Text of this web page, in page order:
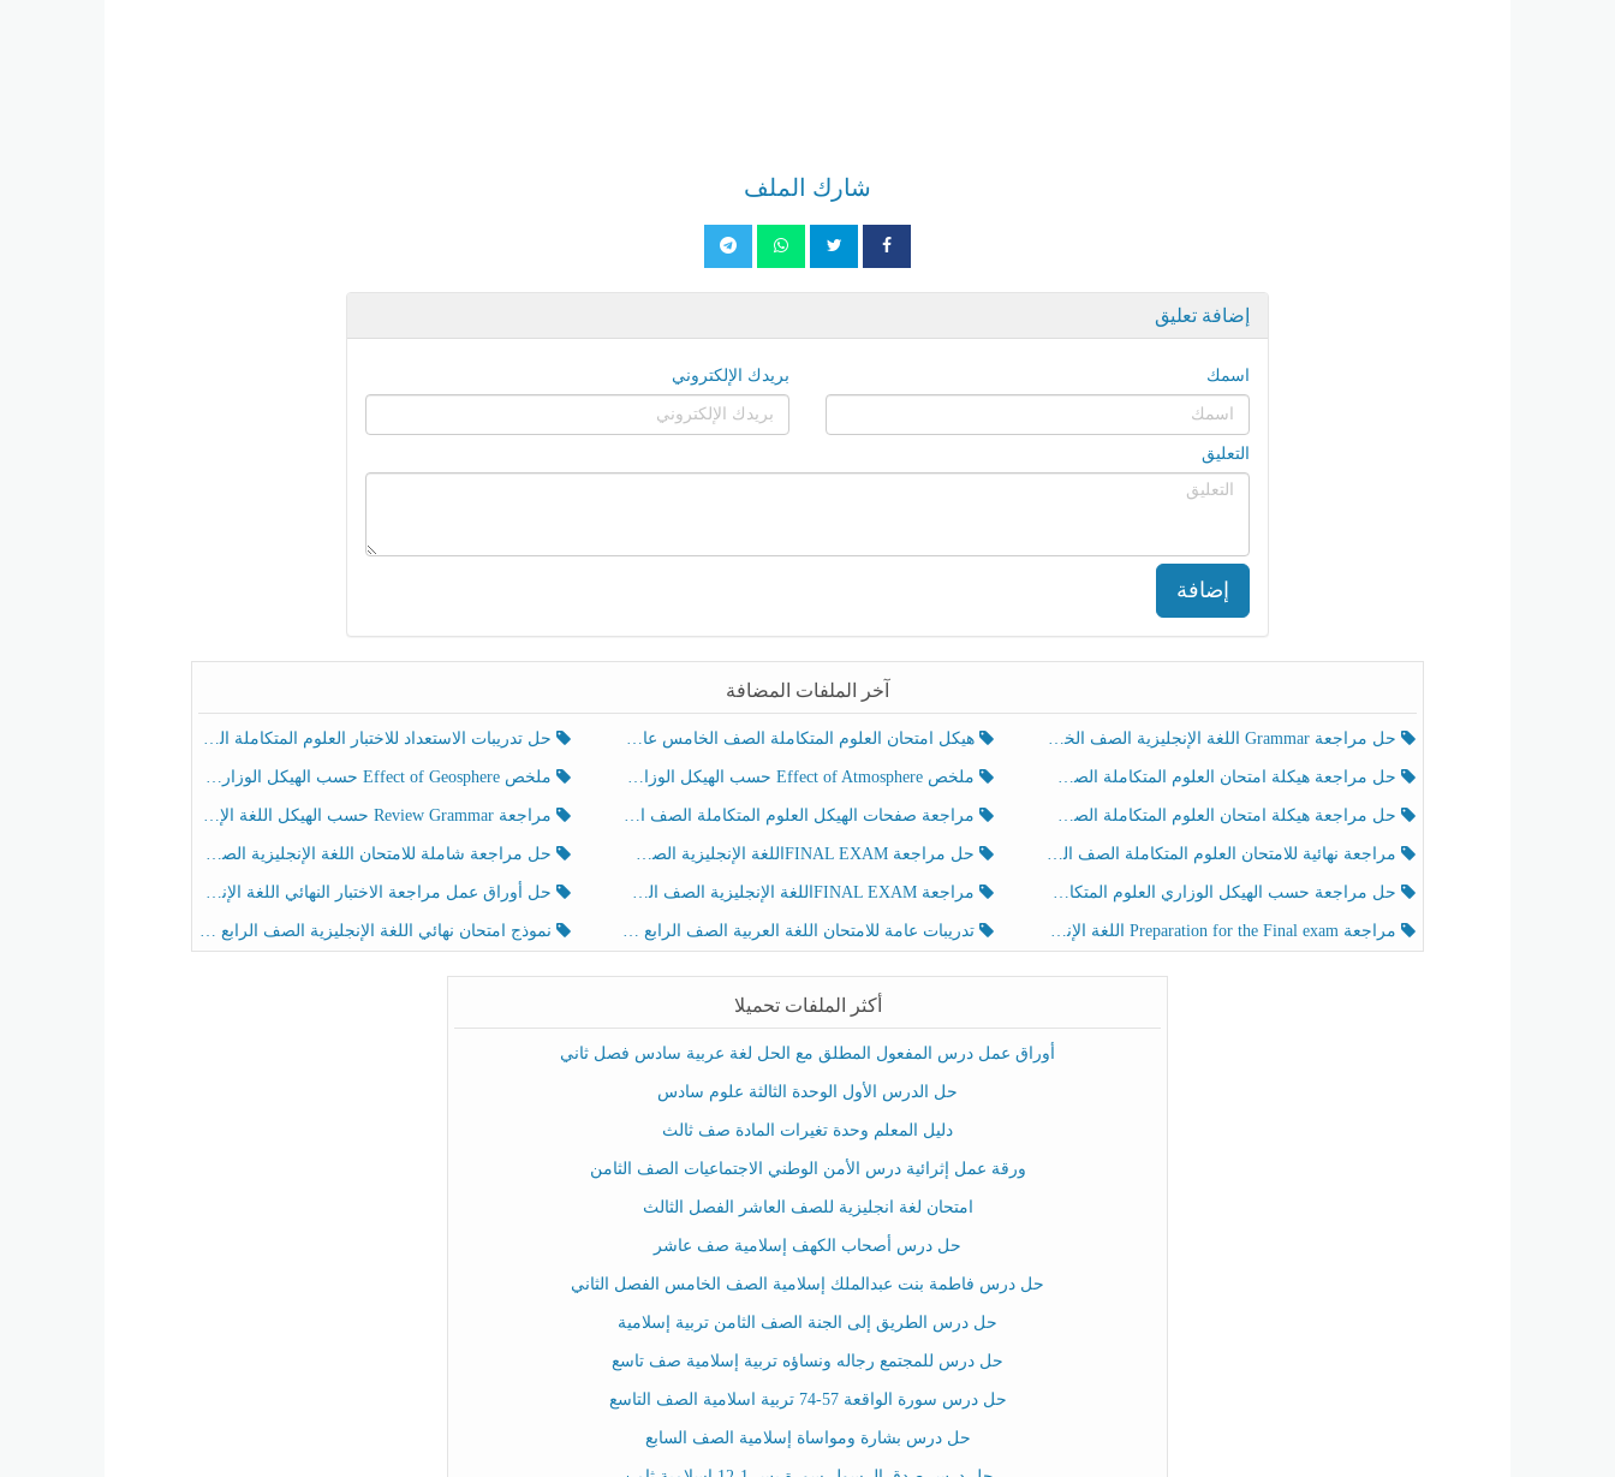
شارك الملف
إضافة تعليق
اسمك بريدك الإلكتروني
التعليق
إضافة
آخر الملفات المضافة
حل مراجعة Grammar اللغة الإنجليزية الصف الخامس الفصل الثالث هيكل امتحان العلوم المتكاملة الصف الخامس عام الفصل الدراسي الثالث 2025-2026 حل تدريبات الاستعداد للاختبار العلوم المتكاملة الصف الخامس عام الفصل الثالث
حل مراجعة هيكلة امتحان العلوم المتكاملة الصف الخامس انسبير الفصل الثالث ملخص Effect of Atmosphere حسب الهيكل الوزاري العلوم المتكاملة الصف الخامس انسبير الفصل الثالث ملخص Effect of Geosphere حسب الهيكل الوزاري العلوم المتكاملة الصف الخامس انسبير الفصل الثالث
حل مراجعة هيكلة امتحان العلوم المتكاملة الصف الخامس عام الفصل الثالث مراجعة صفحات الهيكل العلوم المتكاملة الصف الخامس انسبير الفصل الثالث مراجعة Review Grammar حسب الهيكل اللغة الإنجليزية الصف الخامس الفصل الثالث
مراجعة نهائية للامتحان العلوم المتكاملة الصف الخامس انسبير الفصل الثالث حل مراجعة FINAL EXAMاللغة الإنجليزية الصف الخامس الفصل الثالث حل مراجعة شاملة للامتحان اللغة الإنجليزية الصف الخامس الفصل الثالث
حل مراجعة حسب الهيكل الوزاري العلوم المتكاملة الصف الخامس عام الفصل الثالث مراجعة FINAL EXAMاللغة الإنجليزية الصف الخامس الفصل الثالث حل أوراق عمل مراجعة الاختبار النهائي اللغة الإنجليزية الصف الرابع الفصل الثالث
مراجعة Preparation for the Final exam اللغة الإنجليزية الصف الرابع الفصل الثالث تدريبات عامة للامتحان اللغة العربية الصف الرابع الفصل الثالث نموذج امتحان نهائي اللغة الإنجليزية الصف الرابع الفصل الثالث
أكثر الملفات تحميلا
أوراق عمل درس المفعول المطلق مع الحل لغة عربية سادس فصل ثاني
حل الدرس الأول الوحدة الثالثة علوم سادس
دليل المعلم وحدة تغيرات المادة صف ثالث
ورقة عمل إثرائية درس الأمن الوطني الاجتماعيات الصف الثامن
امتحان لغة انجليزية للصف العاشر الفصل الثالث
حل درس أصحاب الكهف إسلامية صف عاشر
حل درس فاطمة بنت عبدالملك إسلامية الصف الخامس الفصل الثاني
حل درس الطريق إلى الجنة الصف الثامن تربية إسلامية
حل درس للمجتمع رجاله ونساؤه تربية إسلامية صف تاسع
حل درس سورة الواقعة 57-74 تربية اسلامية الصف التاسع
حل درس بشارة ومواساة إسلامية الصف السابع